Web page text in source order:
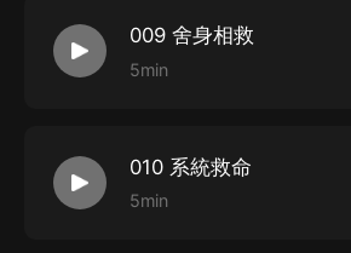
009 舍身相救
5min
010 系統救命
5min